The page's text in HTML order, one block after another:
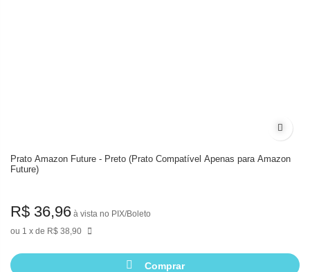
Prato Amazon Future - Preto (Prato Compatível Apenas para Amazon
Future)
1 de R$ 38,90
R$ 36,96 à vista no PIX/Boleto
Comprar